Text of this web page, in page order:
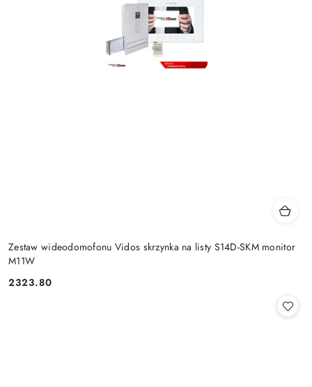
Zestaw wideodomofonu Vidos skrzynka na listy S14D-SKM monitor
M11W
Cena:
2323.80